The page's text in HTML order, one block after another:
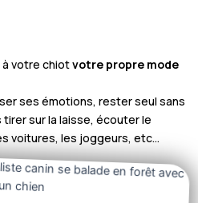
votre chiotvotre propre mode
ses émotions, rester seul sans
sur la laisse, écouter le
voitures, les joggeurs, etc…